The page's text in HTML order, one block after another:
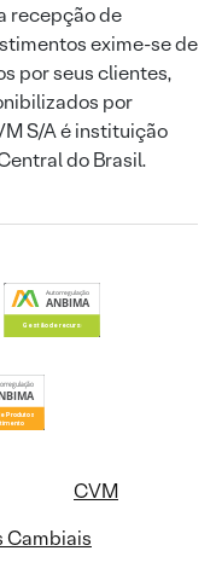
recepção de
exime-se de
por seus clientes,
por
S/A é instituição
do Brasil.
CVM
Cambiais